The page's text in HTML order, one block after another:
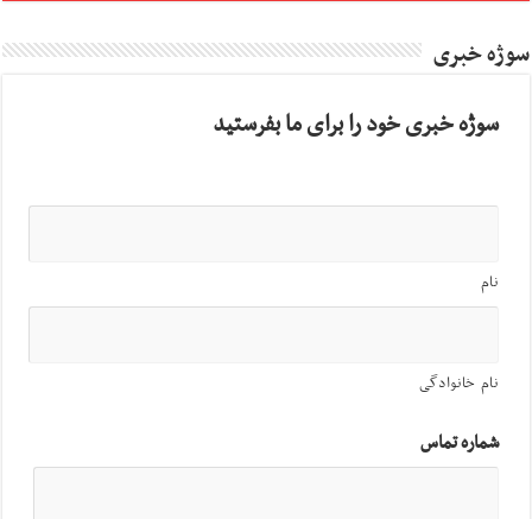
سوژه خبری
سوژه خبری خود را برای ما بفرستید
نام
نام خانوادگی
شماره تماس